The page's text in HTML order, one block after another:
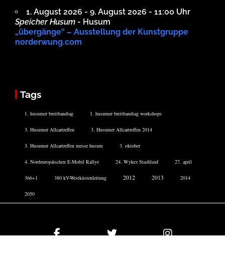
1. August 2026 - 9. August 2026 - 11:00 Uhr
Speicher Husum - Husum
„übergänge“ – Ausstellung der Kunstgruppe
norderwung.com
Tags
1. husumer breitbandtag 1. husumer breitbandtag workshops
3. Husumer Allcartreffen 3. Husumer Allcartreffen 2014
3. Husumer Allcartreffen messe husum 3. oktober
4. Nordeuropäischen E-Mobil Rallye 24. Wyker Stadtlauf 27. april
366+1 380 kV-Westküstenleitung 2012 2013 2014
2050